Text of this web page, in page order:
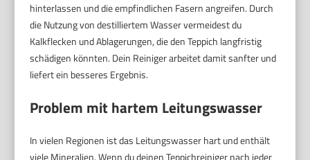
hinterlassen und die empfindlichen Fasern angreifen. Durch
die Nutzung von destilliertem Wasser vermeidest du
Kalkflecken und Ablagerungen, die den Teppich langfristig
schädigen könnten. Dein Reiniger arbeitet damit sanfter und
liefert ein besseres Ergebnis.
Problem mit hartem Leitungswasser
In vielen Regionen ist das Leitungswasser hart und enthält